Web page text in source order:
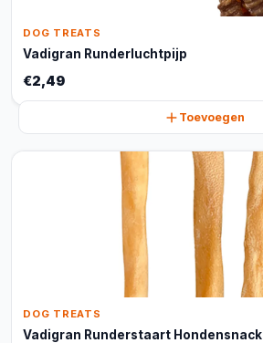
DOG TREATS
Vadigran Runderluchtpijp
€2,49
Toevoegen
DOG TREATS
Vadigran Runderstaart Hondensnack